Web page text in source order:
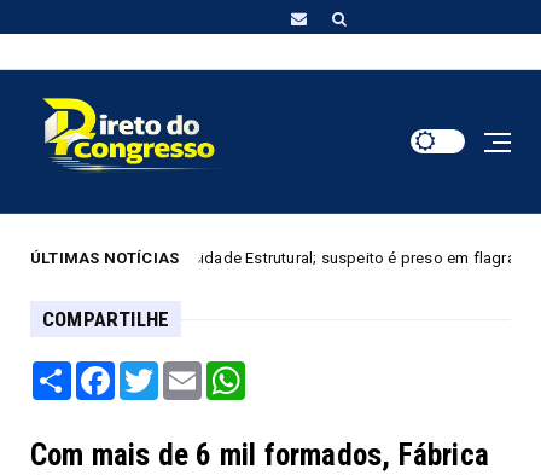
ÚLTIMAS NOTÍCIAS
na Cidade Estrutural; suspeito é preso em flagrante DESTAQUE
COMPARTILHE
Share Facebook
TwitterEmail
Com mais de 6 mil formados, Fábrica